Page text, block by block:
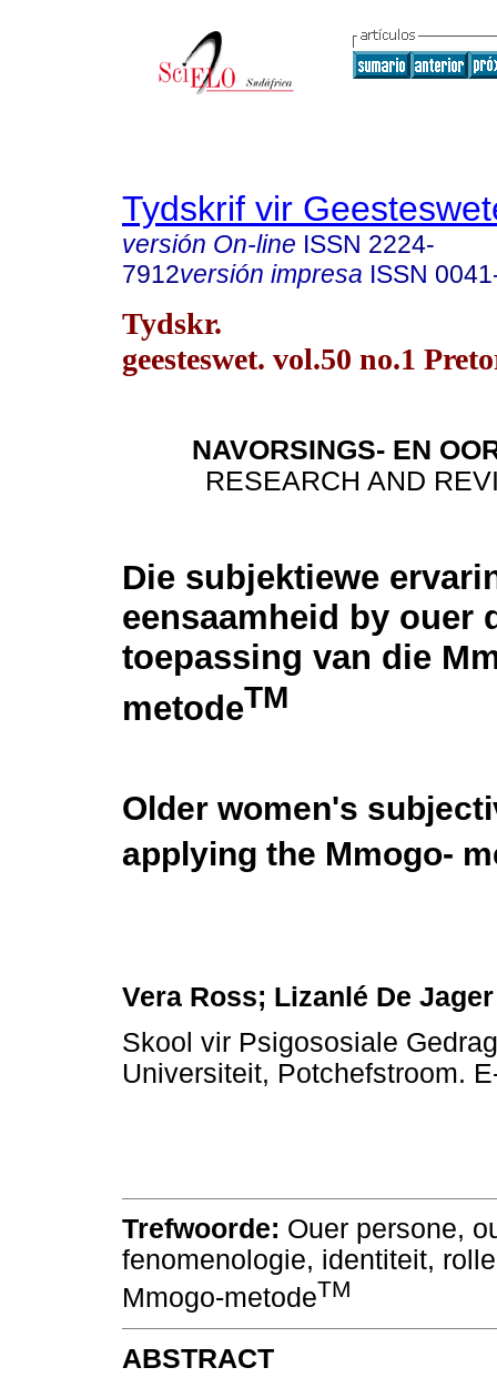
Tydskrif vir
versión On-line ISSN 2224-
7912versión impresa ISSN
Tydskr.
geesteswet. vol.50 no.1
NAVORSINGS- EN
RESEARCH AND
Die subjektiewe
eensaamheid by ouer
toepassing van die
metodeTM
Older women's
applying the Mmogo-
Vera Ross; Lizanlé De Jager
Skool vir Psigososiale
Universiteit, Potchefstroom.
Trefwoorde: Ouer persone,
fenomenologie, identiteit,
Mmogo-metodeTM
ABSTRACT